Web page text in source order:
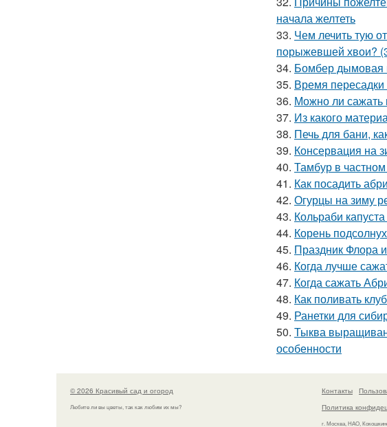
начала желтеть
33. Чем лечить тую
порыжевшей хвои?
34. Бомбер
35. Время
36. Можно ли сажать
37. Из какого
38. Печь для бани,
39. Консервация на
40. Тамбур в
41. Как посадить
42. Огурцы на зиму
43. Кольраби
44. Корень
45. Праздник Флора
46. Когда лучше
47. Когда сажать
48. Как поливать
49. Ранетки для
50. Тыква
особенности
© 2026 Красивый сад и огород
Любите ли вы цветы, так как любим их мы?
Контакты
Политика
г. Москва, НАО,